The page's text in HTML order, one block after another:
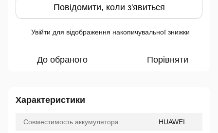
Повідомити, коли з'явиться
Увійти для відображення накопичувальної знижки
До обраного Порівняти
Характеристики
Совместимость аккумулятора HUAWEI